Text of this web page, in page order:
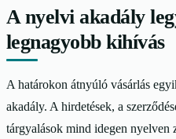
A nyelvi akadály
legnagyobb kihívás
A határokon átnyúló vásárlás
akadály. A hirdetések, a
tárgyalások mind idegen nyelven